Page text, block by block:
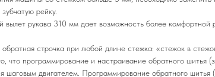
рейку.
вылет рукава 310 мм дает возможность более комфортной
строчка при любой длине стежка: «стежок в
что программирование и настраивание обратного шитья
шаговым двигателем. Программирование обратного шитья